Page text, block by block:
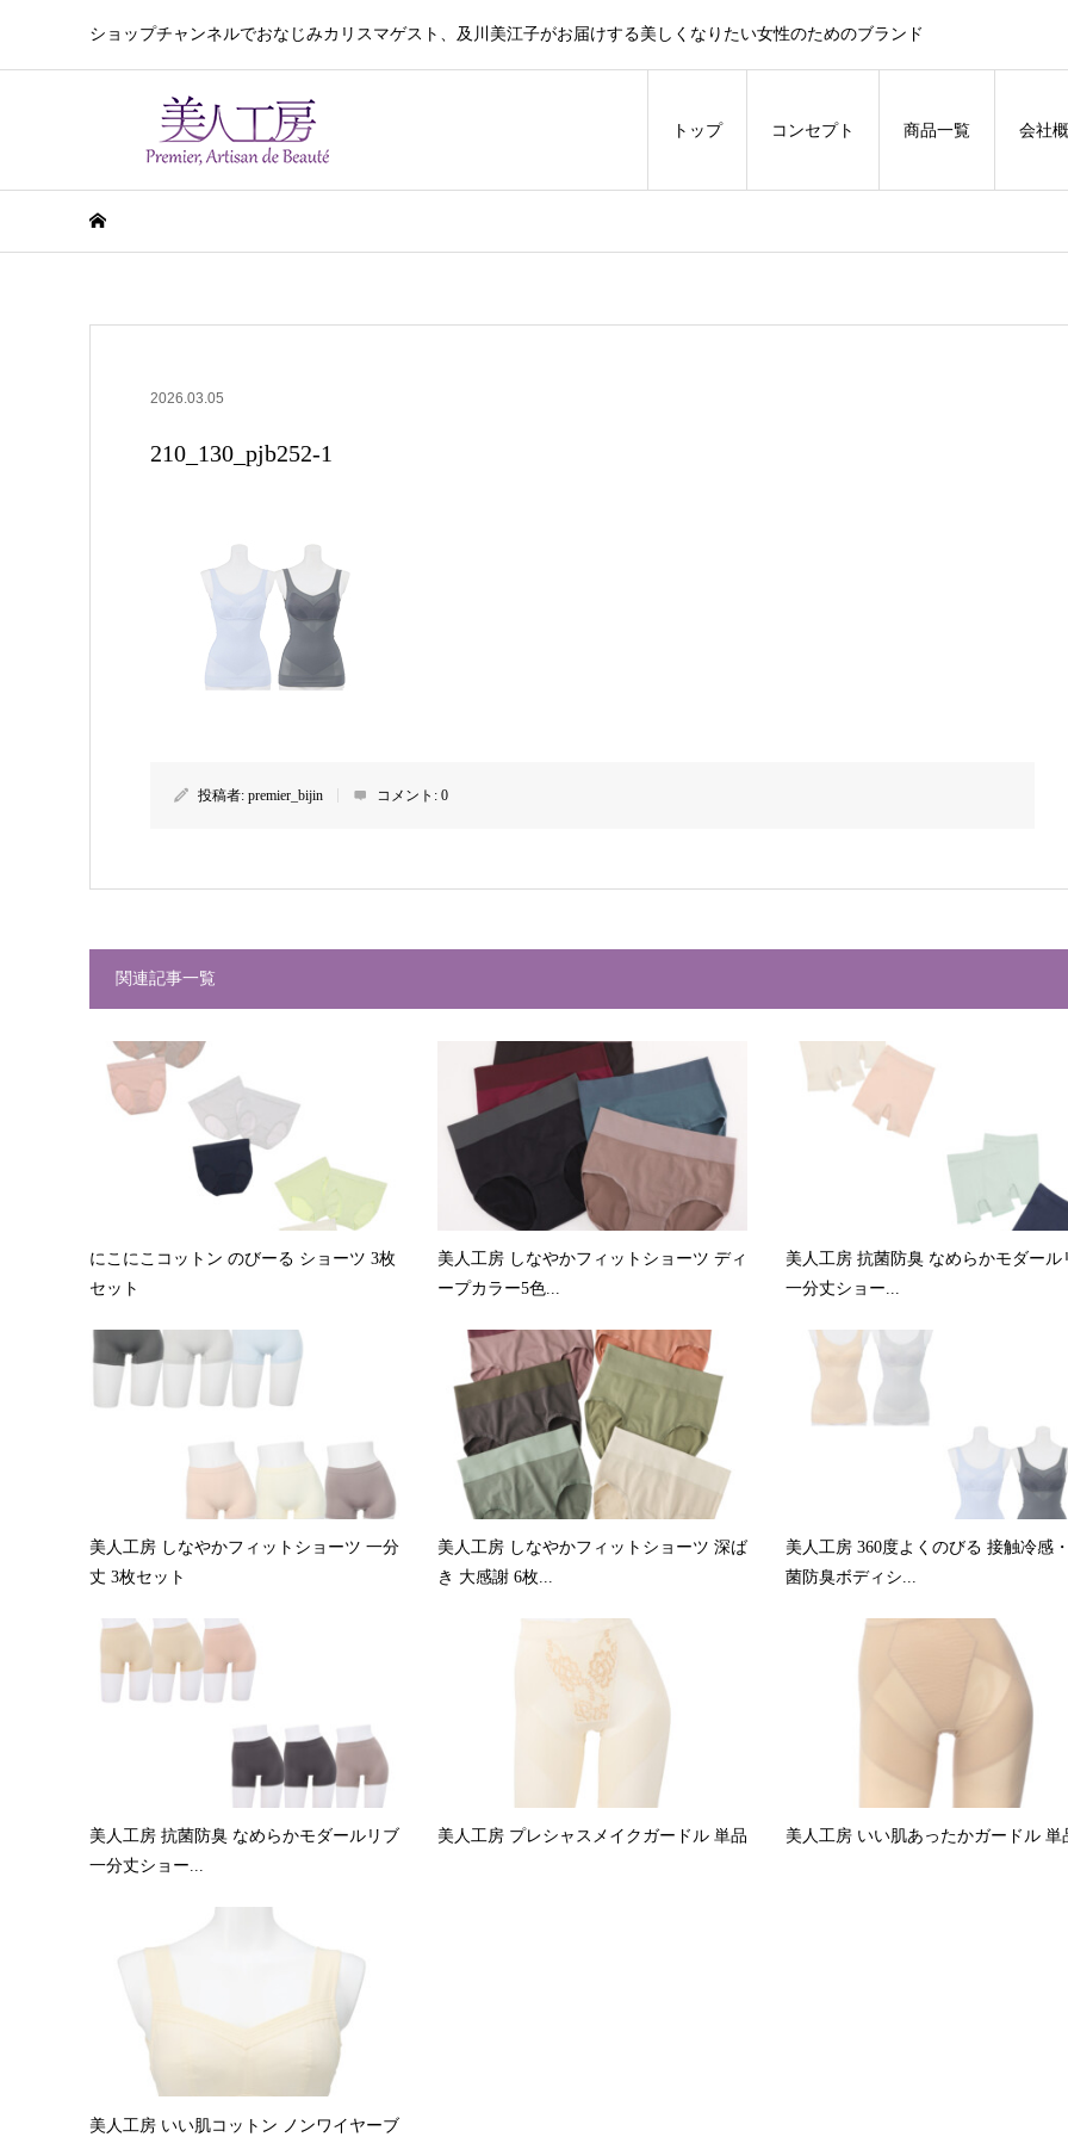
ショップチャンネルでおなじみカリスマゲスト、及川美江子がお届けする美しくなりたい女性のためのブランド
トップ コンセプト 商品一覧 会社
2026.03.05
210_130_pjb252-1
投稿者: premier_bijin コメント: 0
関連記事一覧
にこにこコットン のびーる ショーツ 3枚
セット
美人工房 しなやかフィットショーツ ディ
ープカラー5色...
美人工房 抗菌防臭 なめらかモダール
一分丈ショー...
美人工房 しなやかフィットショーツ 一分
丈 3枚セット
美人工房 しなやかフィットショーツ 深ば
き 大感謝 6枚...
美人工房 360度よくのびる 接触冷感
菌防臭ボディシ...
美人工房 抗菌防臭 なめらかモダールリブ
一分丈ショー...
美人工房 プレシャスメイクガードル 単品 美人工房 いい肌あったかガードル 単
美人工房 いい肌コットン ノンワイヤーブ